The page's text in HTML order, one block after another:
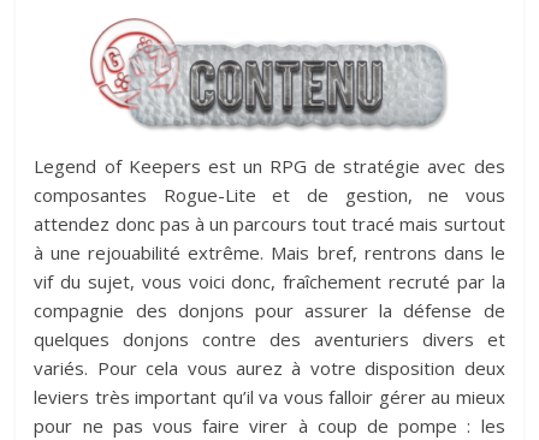
Legend of Keepers est un RPG de stratégie avec des
composantes Rogue-Lite et de gestion, ne vous
attendez donc pas à un parcours tout tracé mais surtout
à une rejouabilité extrême. Mais bref, rentrons dans le
vif du sujet, vous voici donc, fraîchement recruté par la
compagnie des donjons pour assurer la défense de
quelques donjons contre des aventuriers divers et
variés. Pour cela vous aurez à votre disposition deux
leviers très important qu’il va vous falloir gérer au mieux
pour ne pas vous faire virer à coup de pompe : les